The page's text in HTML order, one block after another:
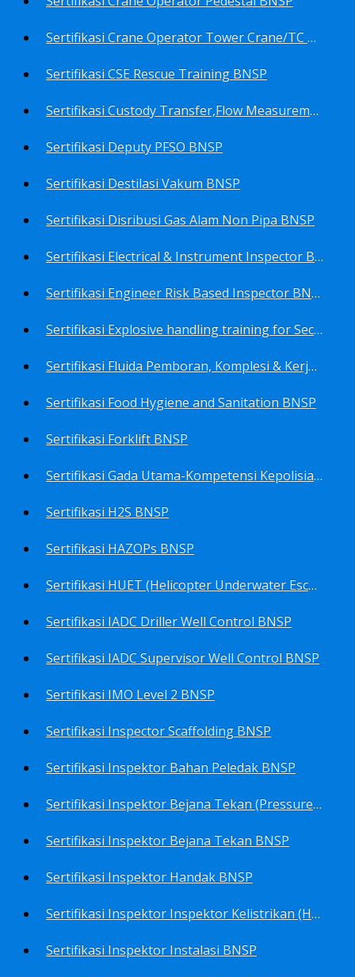
Sertifikasi Crane Operator Tower Crane/TC BNSP
Sertifikasi CSE Rescue Training BNSP
Sertifikasi Custody Transfer,Flow Measurement&Flow Meter (Harga Khusus) BNSP
Sertifikasi Deputy PFSO BNSP
Sertifikasi Destilasi Vakum BNSP
Sertifikasi Disribusi Gas Alam Non Pipa BNSP
Sertifikasi Electrical & Instrument Inspector BNSP
Sertifikasi Engineer Risk Based Inspector BNSP
Sertifikasi Explosive handling training for Security staffs BNSP
Sertifikasi Fluida Pemboran, Komplesi & Kerja Ulang Sumur BNSP
Sertifikasi Food Hygiene and Sanitation BNSP
Sertifikasi Forklift BNSP
Sertifikasi Gada Utama-Kompetensi Kepolisian Terbatas Sektor Industri Migas BNSP
Sertifikasi H2S BNSP
Sertifikasi HAZOPs BNSP
Sertifikasi HUET (Helicopter Underwater Escape Training) BNSP
Sertifikasi IADC Driller Well Control BNSP
Sertifikasi IADC Supervisor Well Control BNSP
Sertifikasi IMO Level 2 BNSP
Sertifikasi Inspector Scaffolding BNSP
Sertifikasi Inspektor Bahan Peledak BNSP
Sertifikasi Inspektor Bejana Tekan (Pressure Vessel Inspector) BNSP
Sertifikasi Inspektor Bejana Tekan BNSP
Sertifikasi Inspektor Handak BNSP
Sertifikasi Inspektor Inspektor Kelistrikan (Harga Khusus) BNSP
Sertifikasi Inspektor Instalasi BNSP